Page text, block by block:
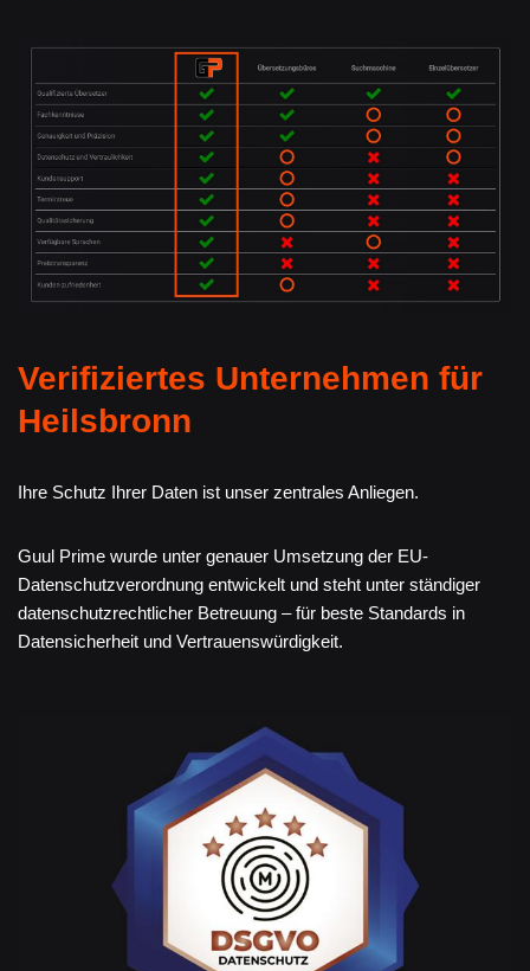
Verifiziertes Unternehmen für
Heilsbronn
Ihre Schutz Ihrer Daten ist unser zentrales Anliegen.
Guul Prime wurde unter genauer Umsetzung der EU-
Datenschutzverordnung entwickelt und steht unter ständiger
datenschutzrechtlicher Betreuung – für beste Standards in
Datensicherheit und Vertrauenswürdigkeit.